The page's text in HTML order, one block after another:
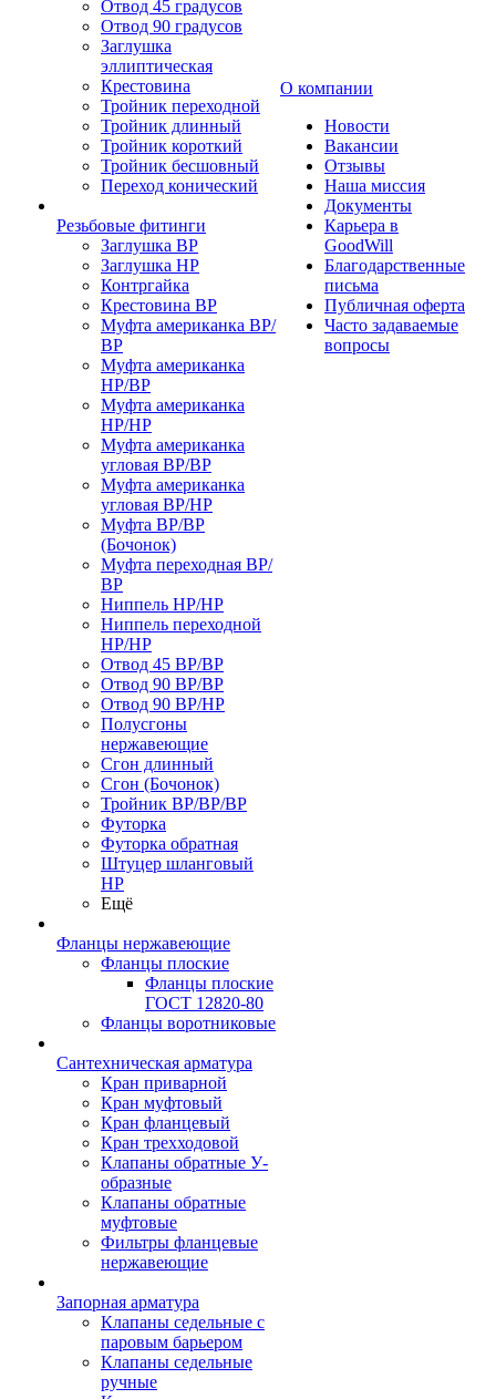
Отвод 45 градусов
Отвод 90 градусов
Заглушка
эллиптическая
Крестовина
Тройник переходной
Тройник длинный
Тройник короткий
Тройник бесшовный
Переход конический
Резьбовые фитинги
Заглушка ВР
Заглушка НР
Контргайка
Крестовина ВР
Муфта американка ВР/
ВР
Муфта американка
НР/ВР
Муфта американка
НР/НР
Муфта американка
угловая ВР/ВР
Муфта американка
угловая ВР/НР
Муфта ВР/ВР
(Бочонок)
Муфта переходная ВР/
ВР
Ниппель НР/НР
Ниппель переходной
НР/НР
Отвод 45 ВР/ВР
Отвод 90 ВР/ВР
Отвод 90 ВР/НР
Полусгоны
нержавеющие
Сгон длинный
Сгон (Бочонок)
Тройник ВР/ВР/ВР
Футорка
Футорка обратная
Штуцер шланговый
НР
Ещё
Фланцы нержавеющие
Фланцы плоские
Фланцы плоские
ГОСТ 12820-80
Фланцы воротниковые
Сантехническая арматура
Кран приварной
Кран муфтовый
Кран фланцевый
Кран трехходовой
Клапаны обратные У-
образные
Клапаны обратные
муфтовые
Фильтры фланцевые
нержавеющие
Запорная арматура
Клапаны седельные с
паровым барьером
Клапаны седельные
ручные
О компании
Новости
Вакансии
Отзывы
Наша миссия
Документы
Карьера в
GoodWill
Благодарственные
письма
Публичная оферта
Часто задаваемые
вопросы